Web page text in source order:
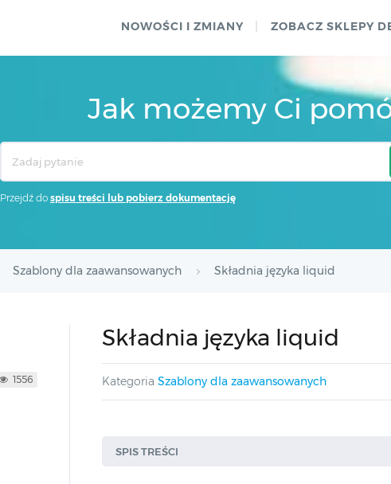
NOWOŚCI I ZMIANY ZOBACZ SKLEPY
Jak możemy Ci
Przejdź do spisu treści lub pobierz dokumentację
Szablony dla zaawansowanych Składnia języka liquid
Składnia języka liquid
Kategoria Szablony dla zaawansowanych
SPIS TREŚCI
1556